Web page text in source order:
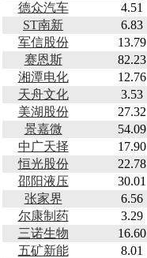
德众汽车
4.51
ST南新
6.83
军信股份
13.79
赛恩斯
82.23
湘潭电化
12.76
天舟文化
3.53
美湖股份
27.32
景嘉微
54.09
中广天择
17.90
恒光股份
22.78
邵阳液压
30.01
张家界
6.56
尔康制药
3.29
三诺生物
16.60
五矿新能
8.01